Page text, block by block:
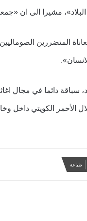
مشيرا الى ان
الصوماليين
سباقة دائما في مجال
الأحمر الكويتي داخل
طباعة